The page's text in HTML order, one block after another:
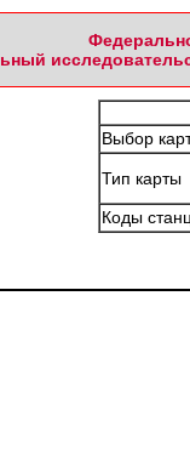
Выбор
Тип карты
Коды